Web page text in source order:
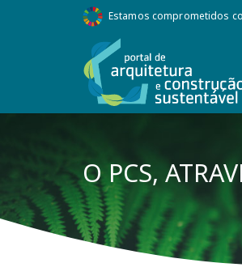
Estamos comprometidos
O PCS,